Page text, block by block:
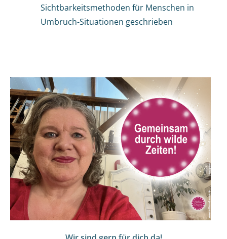
Sichtbarkeitsmethoden für Menschen in
Umbruch-Situationen geschrieben